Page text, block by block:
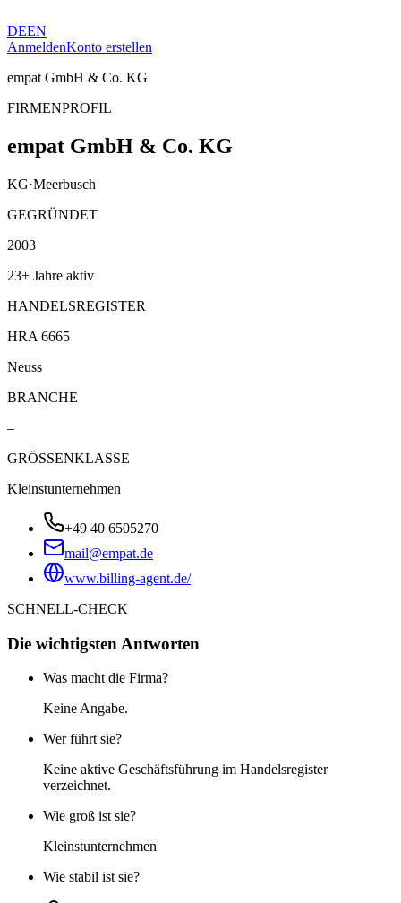
DEEN
AnmeldenKonto erstellen
empat GmbH & Co. KG
FIRMENPROFIL
empat GmbH & Co. KG
KG·Meerbusch
GEGRÜNDET
2003
23+ Jahre aktiv
HANDELSREGISTER
HRA 6665
Neuss
BRANCHE
–
GRÖSSENKLASSE
Kleinstunternehmen
+49 40 6505270
mail@empat.de
www.billing-agent.de/
SCHNELL-CHECK
Die wichtigsten Antworten
Was macht die Firma?
Keine Angabe.
Wer führt sie?
Keine aktive Geschäftsführung im Handelsregister
verzeichnet.
Wie groß ist sie?
Kleinstunternehmen
Wie stabil ist sie?